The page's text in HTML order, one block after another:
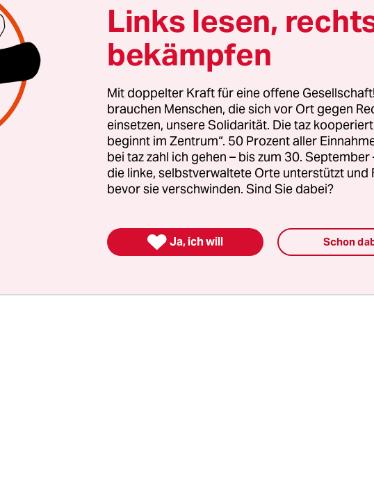
Freitag ebenso. Es fehlte nur noch die Unterschrift des
Frank-Walter Steinmeier (SPD).
das Bundesverfassungsgericht am Freitagnachmittag
der Verfassungsbeschwerde einer Gruppe um den
Vorsitzenden Bernd Lucke statt und untersagte dem
das deutsche Ratifizierungsgesetz zum
der EU bis zum Jahr 2027 auszufertigen. Dies
Zweite Senat über einen mit der Beschwerde
Eilantrag entschieden hat, heißt es aus Karlsruhe. Damit
Links lesen,
bekämpfen
Mit doppelter Kraft für eine offene
brauchen Menschen, die sich vor Ort gegen
einsetzen, unsere Solidarität. Die taz
beginnt im Zentrum“. 50 Prozent aller
bei taz zahl ich gehen – bis zum 30.
die linke, selbstverwaltete Orte unterstützt und
bevor sie verschwinden. Sind Sie dabei?
 Ja, ich will Schon